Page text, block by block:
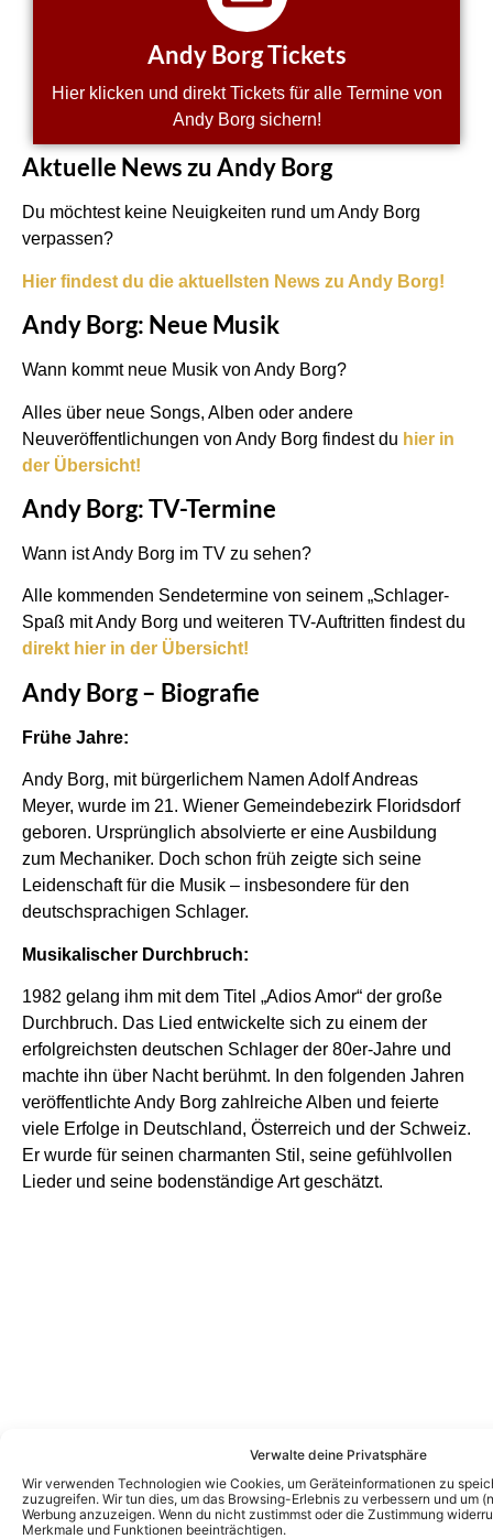
Verwalte deine Privatsphäre
Wir verwenden Technologien wie Cookies, um Geräteinformationen zu
zuzugreifen. Wir tun dies, um das Browsing-Erlebnis zu verbessern und um
Werbung anzuzeigen. Wenn du nicht zustimmst oder die Zustimmung
Merkmale und Funktionen beeinträchtigen.
Andy Borg Tickets
Hier klicken und direkt Tickets für alle Termine von
Andy Borg sichern!
Aktuelle News zu Andy Borg
Du möchtest keine Neuigkeiten rund um Andy Borg
verpassen?
Hier findest du die aktuellsten News zu Andy Borg!
Andy Borg: Neue Musik
Wann kommt neue Musik von Andy Borg?
Alles über neue Songs, Alben oder andere
Neuveröffentlichungen von Andy Borg findest du hier in
der Übersicht!
Andy Borg: TV-Termine
Wann ist Andy Borg im TV zu sehen?
Alle kommenden Sendetermine von seinem „Schlager-
Spaß mit Andy Borg und weiteren TV-Auftritten findest du
direkt hier in der Übersicht!
Andy Borg – Biografie
Frühe Jahre:
Andy Borg, mit bürgerlichem Namen Adolf Andreas
Meyer, wurde im 21. Wiener Gemeindebezirk Floridsdorf
geboren. Ursprünglich absolvierte er eine Ausbildung
zum Mechaniker. Doch schon früh zeigte sich seine
Leidenschaft für die Musik – insbesondere für den
deutschsprachigen Schlager.
Musikalischer Durchbruch:
1982 gelang ihm mit dem Titel „Adios Amor“ der große
Durchbruch. Das Lied entwickelte sich zu einem der
erfolgreichsten deutschen Schlager der 80er-Jahre und
machte ihn über Nacht berühmt. In den folgenden Jahren
veröffentlichte Andy Borg zahlreiche Alben und feierte
viele Erfolge in Deutschland, Österreich und der Schweiz.
Er wurde für seinen charmanten Stil, seine gefühlvollen
Lieder und seine bodenständige Art geschätzt.
Neben seiner Musikkarriere wurde Andy Borg auch als
Fernsehmoderator bekannt. Von 2006 bis 2015